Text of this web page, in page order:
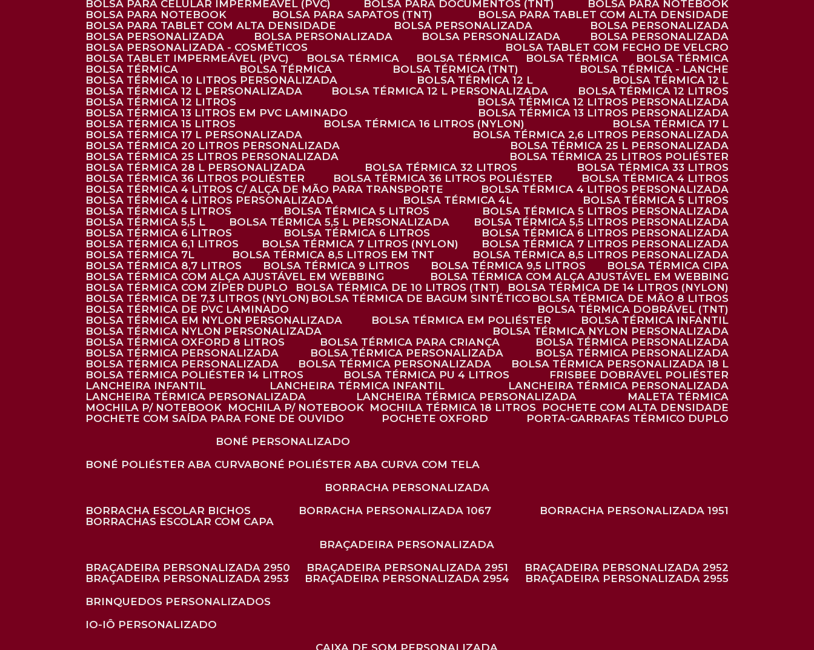
BOLSA PARA CELULAR IMPERMEÁVEL (PVC)
BOLSA PARA DOCUMENTOS (TNT)
BOLSA PARA NOTEBOOK
BOLSA PARA NOTEBOOK
BOLSA PARA SAPATOS (TNT)
BOLSA PARA TABLET COM ALTA DENSIDADE
BOLSA PARA TABLET COM ALTA DENSIDADE
BOLSA PERSONALIZADA
BOLSA PERSONALIZADA
BOLSA PERSONALIZADA
BOLSA PERSONALIZADA BOLSA PERSONALIZADA
BOLSA PERSONALIZADA
BOLSA PERSONALIZADA - COSMÉTICOS
BOLSA TABLET COM FECHO DE VELCRO
BOLSA TABLET IMPERMEÁVEL (PVC)
BOLSA TÉRMICA BOLSA TÉRMICA BOLSA TÉRMICA
BOLSA TÉRMICA
BOLSA TÉRMICA
BOLSA TÉRMICA BOLSA TÉRMICA (TNT)
BOLSA TÉRMICA - LANCHE
BOLSA TÉRMICA 10 LITROS PERSONALIZADA
BOLSA TÉRMICA 12 L
BOLSA TÉRMICA 12 L
BOLSA TÉRMICA 12 L PERSONALIZADA
BOLSA TÉRMICA 12 L PERSONALIZADA
BOLSA TÉRMICA 12 LITROS
BOLSA TÉRMICA 12 LITROS
BOLSA TÉRMICA 12 LITROS PERSONALIZADA
BOLSA TÉRMICA 13 LITROS EM PVC LAMINADO
BOLSA TÉRMICA 13 LITROS PERSONALIZADA
BOLSA TÉRMICA 15 LITROS
BOLSA TÉRMICA 16 LITROS (NYLON)
BOLSA TÉRMICA 17 L
BOLSA TÉRMICA 17 L PERSONALIZADA
BOLSA TÉRMICA 2,6 LITROS PERSONALIZADA
BOLSA TÉRMICA 20 LITROS PERSONALIZADA
BOLSA TÉRMICA 25 L PERSONALIZADA
BOLSA TÉRMICA 25 LITROS PERSONALIZADA
BOLSA TÉRMICA 25 LITROS POLIÉSTER
BOLSA TÉRMICA 28 L PERSONALIZADA
BOLSA TÉRMICA 32 LITROS
BOLSA TÉRMICA 33 LITROS
BOLSA TÉRMICA 36 LITROS POLIÉSTER
BOLSA TÉRMICA 36 LITROS POLIÉSTER
BOLSA TÉRMICA 4 LITROS
BOLSA TÉRMICA 4 LITROS C/ ALÇA DE MÃO PARA TRANSPORTE
BOLSA TÉRMICA 4 LITROS PERSONALIZADA
BOLSA TÉRMICA 4 LITROS PERSONALIZADA
BOLSA TÉRMICA 4L
BOLSA TÉRMICA 5 LITROS
BOLSA TÉRMICA 5 LITROS
BOLSA TÉRMICA 5 LITROS
BOLSA TÉRMICA 5 LITROS PERSONALIZADA
BOLSA TÉRMICA 5,5 L
BOLSA TÉRMICA 5,5 L PERSONALIZADA
BOLSA TÉRMICA 5,5 LITROS PERSONALIZADA
BOLSA TÉRMICA 6 LITROS
BOLSA TÉRMICA 6 LITROS
BOLSA TÉRMICA 6 LITROS PERSONALIZADA
BOLSA TÉRMICA 6,1 LITROS
BOLSA TÉRMICA 7 LITROS (NYLON)
BOLSA TÉRMICA 7 LITROS PERSONALIZADA
BOLSA TÉRMICA 7L
BOLSA TÉRMICA 8,5 LITROS EM TNT
BOLSA TÉRMICA 8,5 LITROS PERSONALIZADA
BOLSA TÉRMICA 8,7 LITROS
BOLSA TÉRMICA 9 LITROS BOLSA TÉRMICA 9,5 LITROS
BOLSA TÉRMICA CIPA
BOLSA TÉRMICA COM ALÇA AJUSTÁVEL EM WEBBING
BOLSA TÉRMICA COM ALÇA AJUSTÁVEL EM WEBBING
BOLSA TÉRMICA COM ZÍPER DUPLO
BOLSA TÉRMICA DE 10 LITROS (TNT)
BOLSA TÉRMICA DE 14 LITROS (NYLON)
BOLSA TÉRMICA DE 7,3 LITROS (NYLON)
BOLSA TÉRMICA DE BAGUM SINTÉTICO
BOLSA TÉRMICA DE MÃO 8 LITROS
BOLSA TÉRMICA DE PVC LAMINADO
BOLSA TÉRMICA DOBRÁVEL (TNT)
BOLSA TÉRMICA EM NYLON PERSONALIZADA
BOLSA TÉRMICA EM POLIÉSTER
BOLSA TÉRMICA INFANTIL
BOLSA TÉRMICA NYLON PERSONALIZADA
BOLSA TÉRMICA NYLON PERSONALIZADA
BOLSA TÉRMICA OXFORD 8 LITROS
BOLSA TÉRMICA PARA CRIANÇA
BOLSA TÉRMICA PERSONALIZADA
BOLSA TÉRMICA PERSONALIZADA
BOLSA TÉRMICA PERSONALIZADA
BOLSA TÉRMICA PERSONALIZADA
BOLSA TÉRMICA PERSONALIZADA
BOLSA TÉRMICA PERSONALIZADA
BOLSA TÉRMICA PERSONALIZADA 18 L
BOLSA TÉRMICA POLIÉSTER 14 LITROS
BOLSA TÉRMICA PU 4 LITROS
FRISBEE DOBRÁVEL POLIÉSTER
LANCHEIRA INFANTIL
LANCHEIRA TÉRMICA INFANTIL
LANCHEIRA TÉRMICA PERSONALIZADA
LANCHEIRA TÉRMICA PERSONALIZADA
LANCHEIRA TÉRMICA PERSONALIZADA
MALETA TÉRMICA
MOCHILA P/ NOTEBOOK
MOCHILA P/ NOTEBOOK MOCHILA TÉRMICA 18 LITROS
POCHETE COM ALTA DENSIDADE
POCHETE COM SAÍDA PARA FONE DE OUVIDO
POCHETE OXFORD
PORTA-GARRAFAS TÉRMICO DUPLO
BONÉ PERSONALIZADO
BONÉ POLIÉSTER ABA CURVA
BONÉ POLIÉSTER ABA CURVA COM TELA
BORRACHA PERSONALIZADA
BORRACHA ESCOLAR BICHOS
BORRACHA PERSONALIZADA 1067
BORRACHA PERSONALIZADA 1951
BORRACHAS ESCOLAR COM CAPA
BRAÇADEIRA PERSONALIZADA
BRAÇADEIRA PERSONALIZADA 2950
BRAÇADEIRA PERSONALIZADA 2951
BRAÇADEIRA PERSONALIZADA 2952
BRAÇADEIRA PERSONALIZADA 2953
BRAÇADEIRA PERSONALIZADA 2954
BRAÇADEIRA PERSONALIZADA 2955
BRINQUEDOS PERSONALIZADOS
IO-IÔ PERSONALIZADO
CAIXA DE SOM PERSONALIZADA